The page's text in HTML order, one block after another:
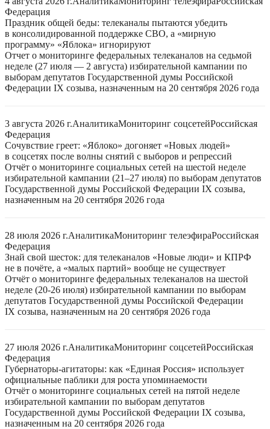
Федерация
Праздник общей беды: телеканалы пытаются убедить
в консолидированной поддержке СВО, а «мирную
программу» «Яблока» игнорируют
Отчет о мониторинге федеральных телеканалов на седьмой
неделе (27 июля — 2 августа) избирательной кампании по
выборам депутатов Государственной думы Российской
Федерации IX созыва, назначенным на 20 сентября 2026 года
3 августа 2026 г.АналитикаМониторинг соцсетейРоссийская
Федерация
Сочувствие греет: «Яблоко» догоняет «Новых людей»
в соцсетях после волны снятий с выборов и репрессий
Отчёт о мониторинге социальных сетей на шестой неделе
избирательной кампании (21–27 июля) по выборам депутатов
Государственной думы Российской Федерации IX созыва,
назначенным на 20 сентября 2026 года
28 июля 2026 г.АналитикаМониторинг телеэфираРоссийская
Федерация
Знай свой шесток: для телеканалов «Новые люди» и КПРФ
не в почёте, а «малых партий» вообще не существует
Отчёт о мониторинге федеральных телеканалов на шестой
неделе (20-26 июля) избирательной кампании по выборам
депутатов Государственной думы Российской Федерации
IX созыва, назначенным на 20 сентября 2026 года
27 июля 2026 г.АналитикаМониторинг соцсетейРоссийская
Федерация
Губернаторы-агитаторы: как «Единая Россия» использует
официальные паблики для роста упоминаемости
Отчёт о мониторинге социальных сетей на пятой неделе
избирательной кампании по выборам депутатов
Государственной думы Российской Федерации IX созыва,
назначенным на 20 сентября 2026 года